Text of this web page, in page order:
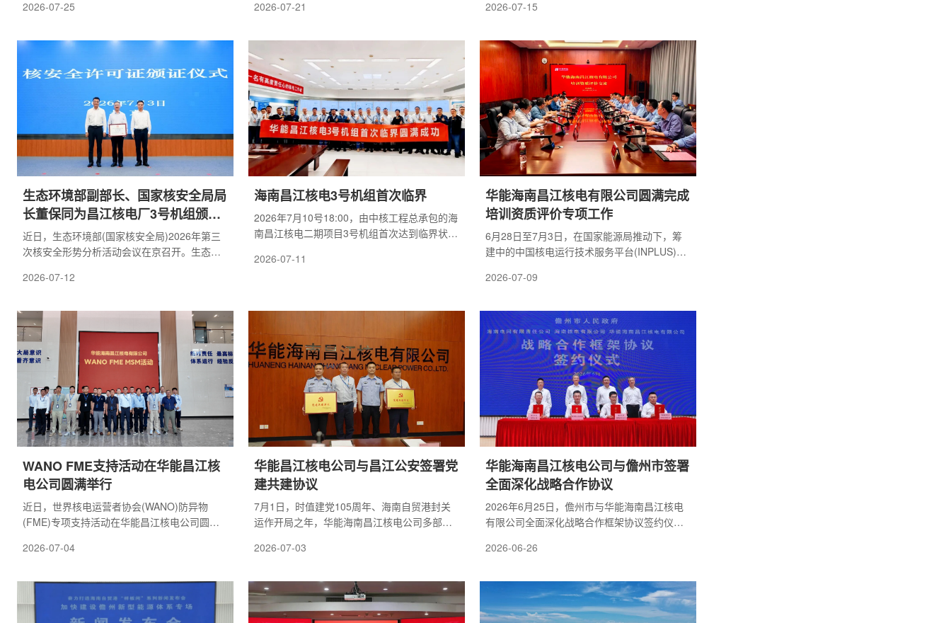
电3号机组顺利完成首次核蒸汽冲转试验，为后
转试验是验证汽轮发电机组机械与热力性能的
装与调试全链条质量的综合性考核。冲转过程
1500rpm并成功定速，一次冲转成功，各项运
行参数、监测信号均...
2026-07-25
4号机组全部三台主泵空载试验圆满完成，各项
验的稳步推进夯实关键基础。主泵是核电站一
回路冷却剂循环系统的动力心脏，主泵空载试
验是检验主泵电机运行稳定性、机械匹配性能
与控制系统可靠性的重要前置工序。试验期间
需持续精准...
2026-07-21
核电分会成员支持活动工作程序中的援助访问
理、运行、维修、技术支持、化学、消防、培
训、辐射防护和应急等9个领域与陆丰核电进行
了深入的研讨交流，同时分享专家单位的成熟
经验和良好实践，提出适合陆丰核电现阶段需
求的行动建议。本次活动团队分别来自中广核
核电运营管...
2026-07-15
生态环境部副部长、国家核安全局局
长董保同为昌江核电厂3号机组颁发
运行许可证
近日，生态环境部(国家核安全局)2026年第三
次核安全形势分析活动会议在京召开。生态环
议并在会前为华能海南昌江核电有限公司等近
集团党组成员、副总经理董长青，公司党委书
记、董事长帅月智参加颁证仪式。会议指出，
第二季度全行业认真贯彻习近平总书记重要指
示批示精神，强化责任落实，加强风险防控，
我国核与辐射安全状况总体稳定。新形势下，
要全面落实党中央...
2026-07-12
海南昌江核电3号机组首次临界
2026年7月10号18:00，由中核工程总承包的海
南昌江核电二期项目3号机组首次达到临界状
控的链式裂变反应能力，为后续并网发电、投
力量提前准备，紧密协同，严格执行试验程
释、提棒达临界等过程，海南3号机组最终安
全、平稳达到临界状态。中核工程海南项目部
牢固树立核安全意识，始...
2026-07-11
华能海南昌江核电有限公司圆满完成
培训资质评价专项工作
6月28日至7月3日，在国家能源局推动下，筹
建中的中国核电运行技术服务平台(INPLUS)组
训资质评价试点工作。专家组由郑泽怀带队，
价周期为5天。本次评价聚焦核电厂培训体系运
行质量，围绕组织管理、大纲教材、培训设
施、培训实施、评价改进五个方面展开，采用
文件审查、人员访谈、现场观察、设施核验和
演练观摩等方式，对68项二级指标、407个观
察与审查项目进行核查...
2026-07-09
WANO FME支持活动在华能昌江核
电公司圆满举行
近日，世界核电运营者协会(WANO)防异物
(FME)专项支持活动在华能昌江核电公司圆满
为公司及各参建单位开展为期5天专项指导培
进经验。本次活动采用现场踏勘+集中授课+研
讨复盘+总结输出全链条模式开展。活动开始，
双方全面梳理项目现有防异物管理框架;专家组
2026-07-04
华能昌江核电公司与昌江公安签署党
建共建协议
7月1日，时值建党105周年、海南自贸港封关
运作开局之年，华能海南昌江核电公司多部门
电平安党建联建活动。在副县长、县公安局党
双方完成党建共建签约。这是昌江公安首次与
企业签订党建共建协议，县公安局全体班子成
员、主要部门负责人、退休老干部党支部等共
2026-07-03
华能海南昌江核电公司与儋州市签署
全面深化战略合作协议
2026年6月25日，儋州市与华能海南昌江核电
有限公司全面深化战略合作框架协议签约仪式
委常委、儋州市委书记邹广，市委副书记、市
记、董事长帅月智，党委副书记、总经理刘
斌，总会计师、党委委员杨坚源等政企领导共
同出席。战略协议签订后，儋州市政府专门召
2026-06-26